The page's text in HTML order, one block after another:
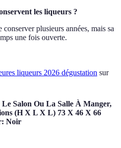
les liqueurs ?
plusieurs années, mais sa
une fois ouverte.
liqueurs 2026 dégustation sur
Salon Ou La Salle À Manger,
(H X L X L) 73 X 46 X 66
Noir